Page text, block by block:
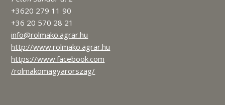
+3620 279 11 90
+36 20 570 28 21
info@rolmako.agrar.hu
http://www.rolmako.agrar.hu
https://www.facebook.com
/rolmakomagyarorszag/